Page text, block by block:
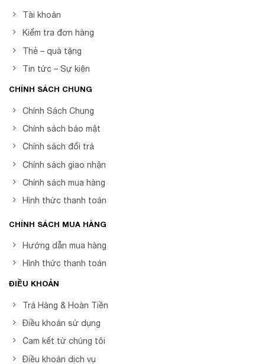
Tài khoản
Kiểm tra đơn hàng
Thẻ – quà tặng
Tin tức – Sự kiện
CHÍNH SÁCH CHUNG
Chính Sách Chung
Chính sách bảo mật
Chính sách đổi trả
Chính sách giao nhận
Chính sách mua hàng
Hình thức thanh toán
CHÍNH SÁCH MUA HÀNG
Hướng dẫn mua hàng
Hình thức thanh toán
ĐIỀU KHOẢN
Trả Hàng & Hoàn Tiền
Điều khoản sử dụng
Cam kết từ chúng tôi
Điều khoản dịch vụ